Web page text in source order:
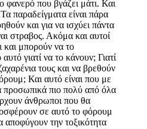
φανερό που βγάζει μάτι. Και
παραδείγματα είναι πάρα
και για να ισχύει πάντα
στραβος. Ακόμα και αυτοί
και μπορούν να το
γιατί να το κάνουν; Γιατί
τους και να βρεθούν
Και αυτό είναι που με
προσωπικά πιο πολύ από όλα
άνθρωποι που θα
σε αυτό το φόρουμ
αποφύγουν την τοξικότητα